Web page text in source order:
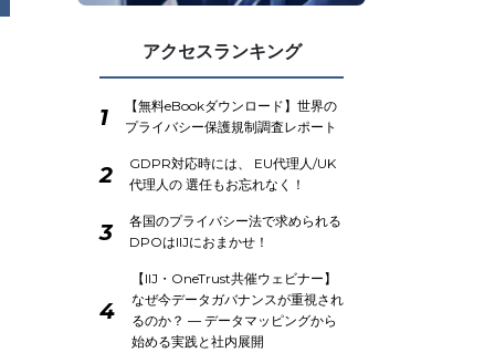
アクセスランキング
1
【無料eBookダウンロード】世界の
プライバシー保護規制調査レポート
2
GDPR対応時には、 EU代理人/UK
代理人の 選任もお忘れなく！
3
各国のプライバシー法で求められる
DPOはIIJにおまかせ！
4
【IIJ・OneTrust共催ウェビナー】
なぜ今データガバナンスが重視され
るのか？ ― データマッピングから
始める実践と社内展開